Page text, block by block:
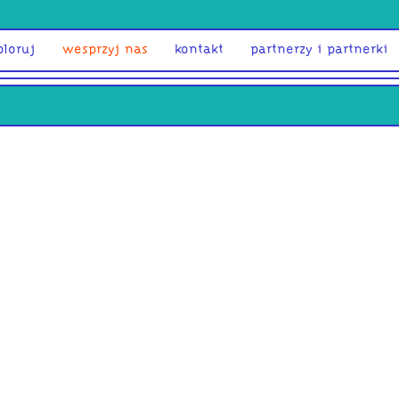
wesprzyj nas kontakt partnerzy i partnerki